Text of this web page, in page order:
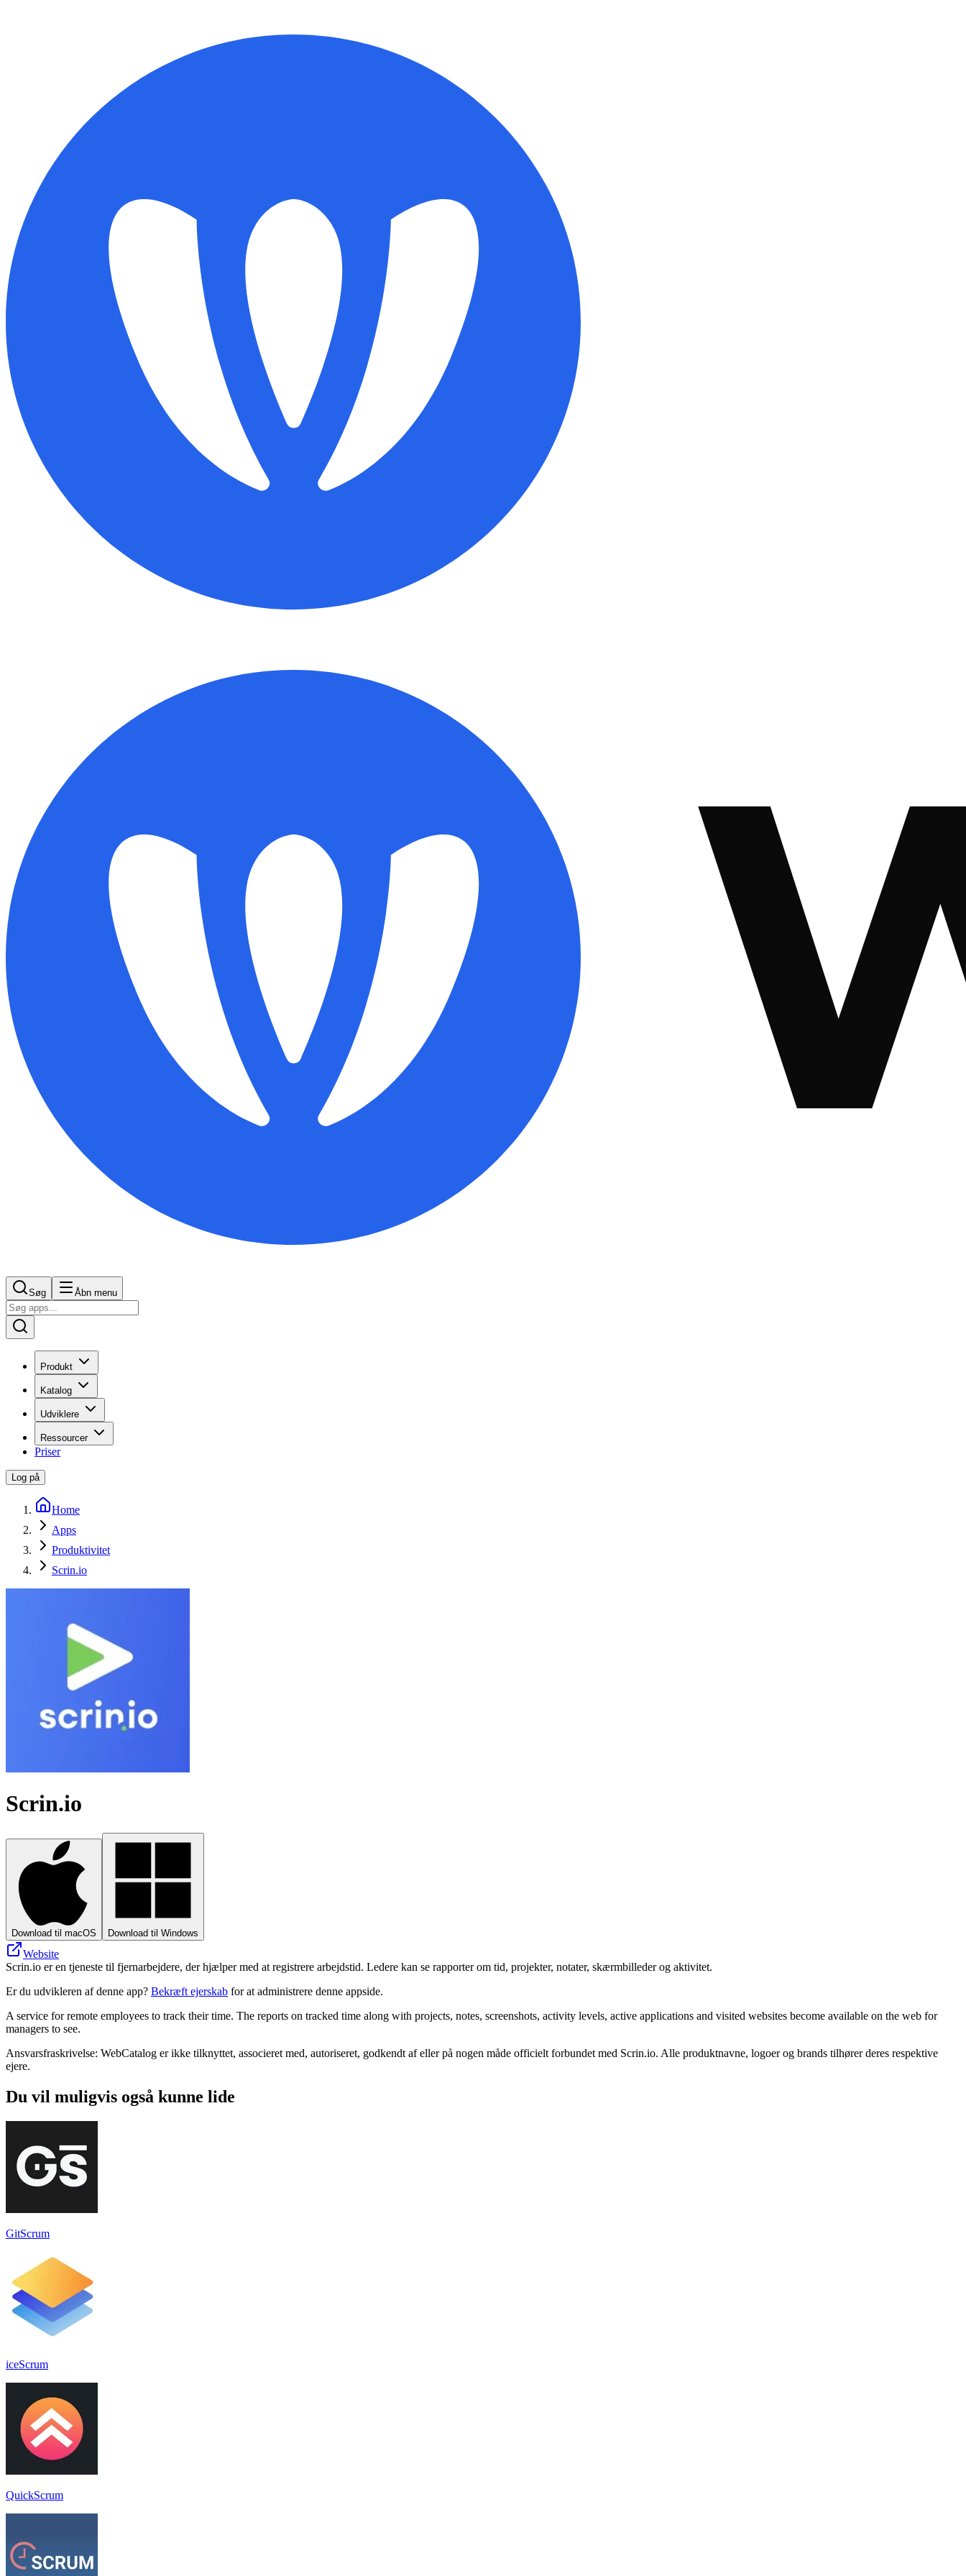
Søg Åbn menu
Produkt
Katalog
Udviklere
Ressourcer
Priser
Log på
Home
Apps
Produktivitet
Scrin.io
Scrin.io
Download til macOS Download til Windows
Website
Scrin.io er en tjeneste til fjernarbejdere, der hjælper med at registrere arbejdstid. Ledere kan se rapporter om tid, projekter, notater, skærmbilleder og aktivitet.
Er du udvikleren af denne app? Bekræft ejerskab for at administrere denne appside.
A service for remote employees to track their time. The reports on tracked time along with projects, notes, screenshots, activity levels, active applications and visited websites become available on the web for
managers to see.
Ansvarsfraskrivelse: WebCatalog er ikke tilknyttet, associeret med, autoriseret, godkendt af eller på nogen måde officielt forbundet med Scrin.io. Alle produktnavne, logoer og brands tilhører deres respektive
ejere.
Du vil muligvis også kunne lide
GitScrum
iceScrum
QuickScrum